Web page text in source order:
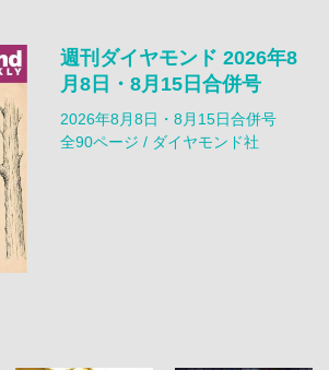
週刊ダイヤモンド 2026年8
月8日・8月15日合併号
2026年8月8日・8月15日合併号
全90ページ / ダイヤモンド社